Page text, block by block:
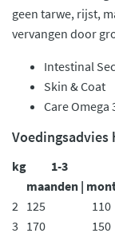
geen tarwe, rijst,
vervangen door
Intestinal
Skin & Coat
Care Omega
Voedingsadvies
kg 1-3
maanden |
2 125 110
3 170 150